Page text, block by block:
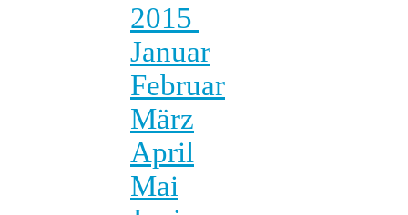
2015
Januar
Februar
März
April
Mai